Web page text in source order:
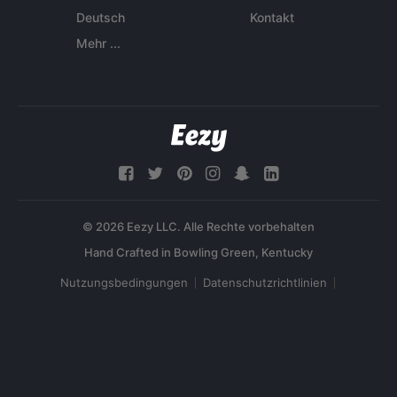
Deutsch
Mehr ...
Kontakt
© 2026 Eezy LLC. Alle Rechte vorbehalten
Nutzungsbedingungen Datenschutzrichtlinien